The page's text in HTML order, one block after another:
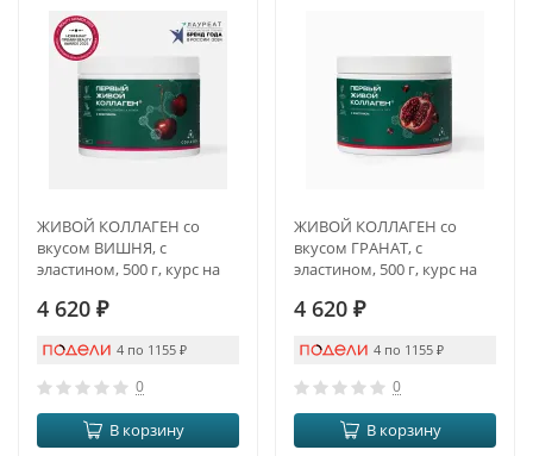
ЖИВОЙ КОЛЛАГЕН со
вкусом ВИШНЯ, с
эластином, 500 г, курс на
4 620 ₽
4 по 1155 ₽
0
В корзину
ЖИВОЙ КОЛЛАГЕН со
вкусом ГРАНАТ, с
эластином, 500 г, курс на
4 620 ₽
4 по 1155 ₽
0
В корзину